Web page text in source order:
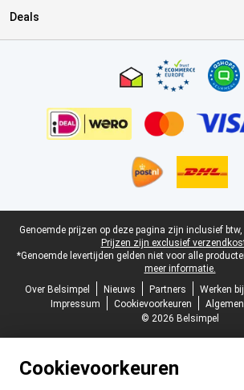
Deals
Juridische voettekst
Genoemde prijzen op deze pagina zijn inclusief
Prijzen zijn exclusief
*Genoemde levertijden gelden niet voor alle
meer informatie.
Over Belsimpel
Nieuws Partners Werken
Impressum
Cookievoorkeuren
© 2026 Belsimpel
Cookievoorkeuren